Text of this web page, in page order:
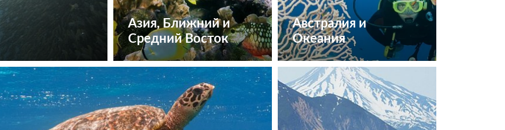
Азия, Ближний и
Средний Восток
Посмотреть туры
Австралия и
Океания
Посмотреть туры